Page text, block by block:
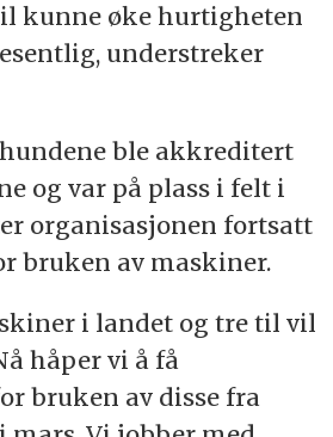
kunne øke hurtigheten
understreker
ble akkreditert
og var på plass i felt i
organisasjonen fortsatt
bruken av maskiner.
i landet og tre til vil
håper vi å få
bruken av disse fra